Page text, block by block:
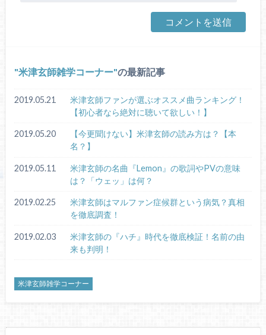
米津玄師雑学コーナー の最新記事
2019.05.21
米津玄師ファンが選ぶオススメ曲ランキング！
【初心者なら絶対に聴いて欲しい！】
2019.05.20
【今更聞けない】米津玄師の読み方は？【本
名？】
2019.05.11
米津玄師の名曲『Lemon』の歌詞やPVの意味
は？「ウェッ」は何？
2019.02.25
米津玄師はマルファン症候群という病気？真相
を徹底調査！
2019.02.03
米津玄師の『ハチ』時代を徹底検証！名前の由
来も判明！
米津玄師雑学コーナー